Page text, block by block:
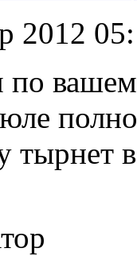
2012
тырнет